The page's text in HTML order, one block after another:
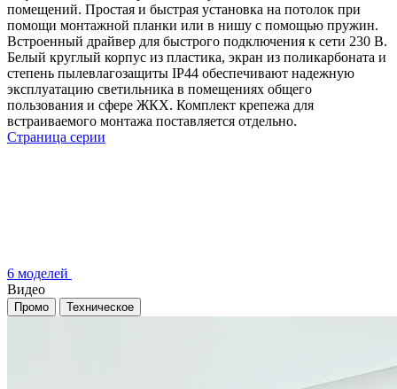
помещений. Простая и быстрая установка на потолок при
помощи монтажной планки или в нишу с помощью пружин.
Встроенный драйвер для быстрого подключения к сети 230 В.
Белый круглый корпус из пластика, экран из поликарбоната и
степень пылевлагозащиты IP44 обеспечивают надежную
эксплуатацию светильника в помещениях общего
пользования и сфере ЖКХ. Комплект крепежа для
встраиваемого монтажа поставляется отдельно.
Страница серии
6 моделей
Видео
Промо Техническое